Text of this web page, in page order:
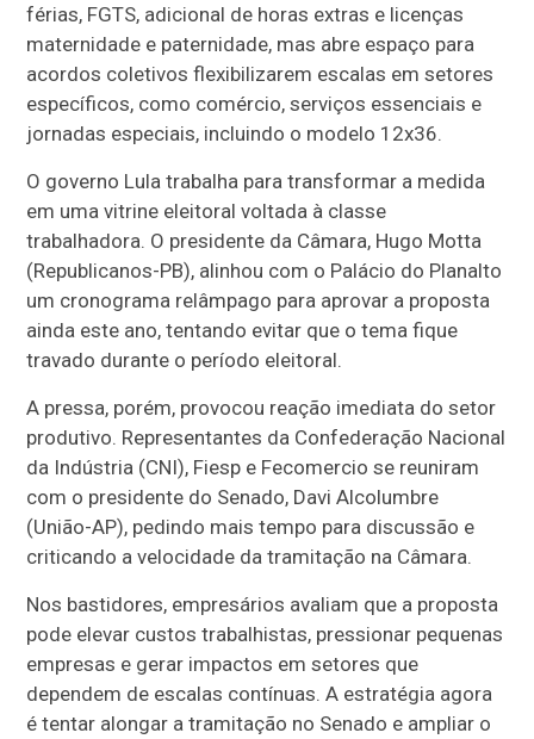
férias, FGTS, adicional de horas extras e licenças
maternidade e paternidade, mas abre espaço para
acordos coletivos flexibilizarem escalas em setores
específicos, como comércio, serviços essenciais e
jornadas especiais, incluindo o modelo 12x36.
O governo Lula trabalha para transformar a medida
em uma vitrine eleitoral voltada à classe
trabalhadora. O presidente da Câmara, Hugo Motta
(Republicanos-PB), alinhou com o Palácio do Planalto
um cronograma relâmpago para aprovar a proposta
ainda este ano, tentando evitar que o tema fique
travado durante o período eleitoral.
A pressa, porém, provocou reação imediata do setor
produtivo. Representantes da Confederação Nacional
da Indústria (CNI), Fiesp e Fecomercio se reuniram
com o presidente do Senado, Davi Alcolumbre
(União-AP), pedindo mais tempo para discussão e
criticando a velocidade da tramitação na Câmara.
Nos bastidores, empresários avaliam que a proposta
pode elevar custos trabalhistas, pressionar pequenas
empresas e gerar impactos em setores que
dependem de escalas contínuas. A estratégia agora
é tentar alongar a tramitação no Senado e ampliar o